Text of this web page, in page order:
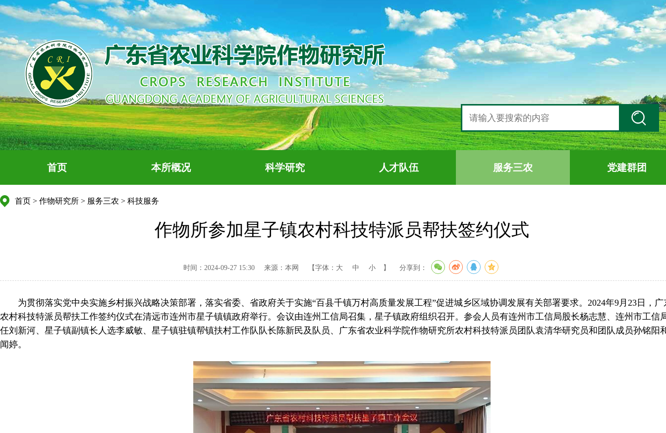
首页 本所概况 科学研究 人才队伍 服务三农 党建群团
首页 > 作物研究所 > 服务三农 > 科技服务
作物所参加星子镇农村科技特派员帮扶签约仪式
时间：2024-09-27 15:30 来源：本网 【字体： 大 中 小 】 分享到：
为贯彻落实党中央实施乡村振兴战略决策部署，落实省委、省政府关于实施“百县千镇万村高质量发展工程”促进城乡区域协调发展有关部署要求。2024年9月23日，广
农村科技特派员帮扶工作签约仪式在清远市连州市星子镇镇政府举行。会议由连州工信局召集，星子镇政府组织召开。参会人员有连州市工信局股长杨志慧、连州市工信
任刘新河、星子镇副镇长人选李威敏、星子镇驻镇帮镇扶村工作队队长陈新民及队员、广东省农业科学院作物研究所农村科技特派员团队袁清华研究员和团队成员孙铭阳
闻婷。